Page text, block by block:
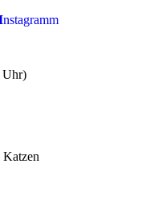
nstagramm
Uhr)
Katzen